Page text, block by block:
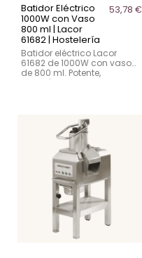
Batidor Eléctrico
1000W con Vaso
800 ml | Lacor
61682 | Hostelería
53,78 €
Batidor eléctrico Lacor
61682 de 1000W con vaso
de 800 ml. Potente,
ergonómico y duradero.